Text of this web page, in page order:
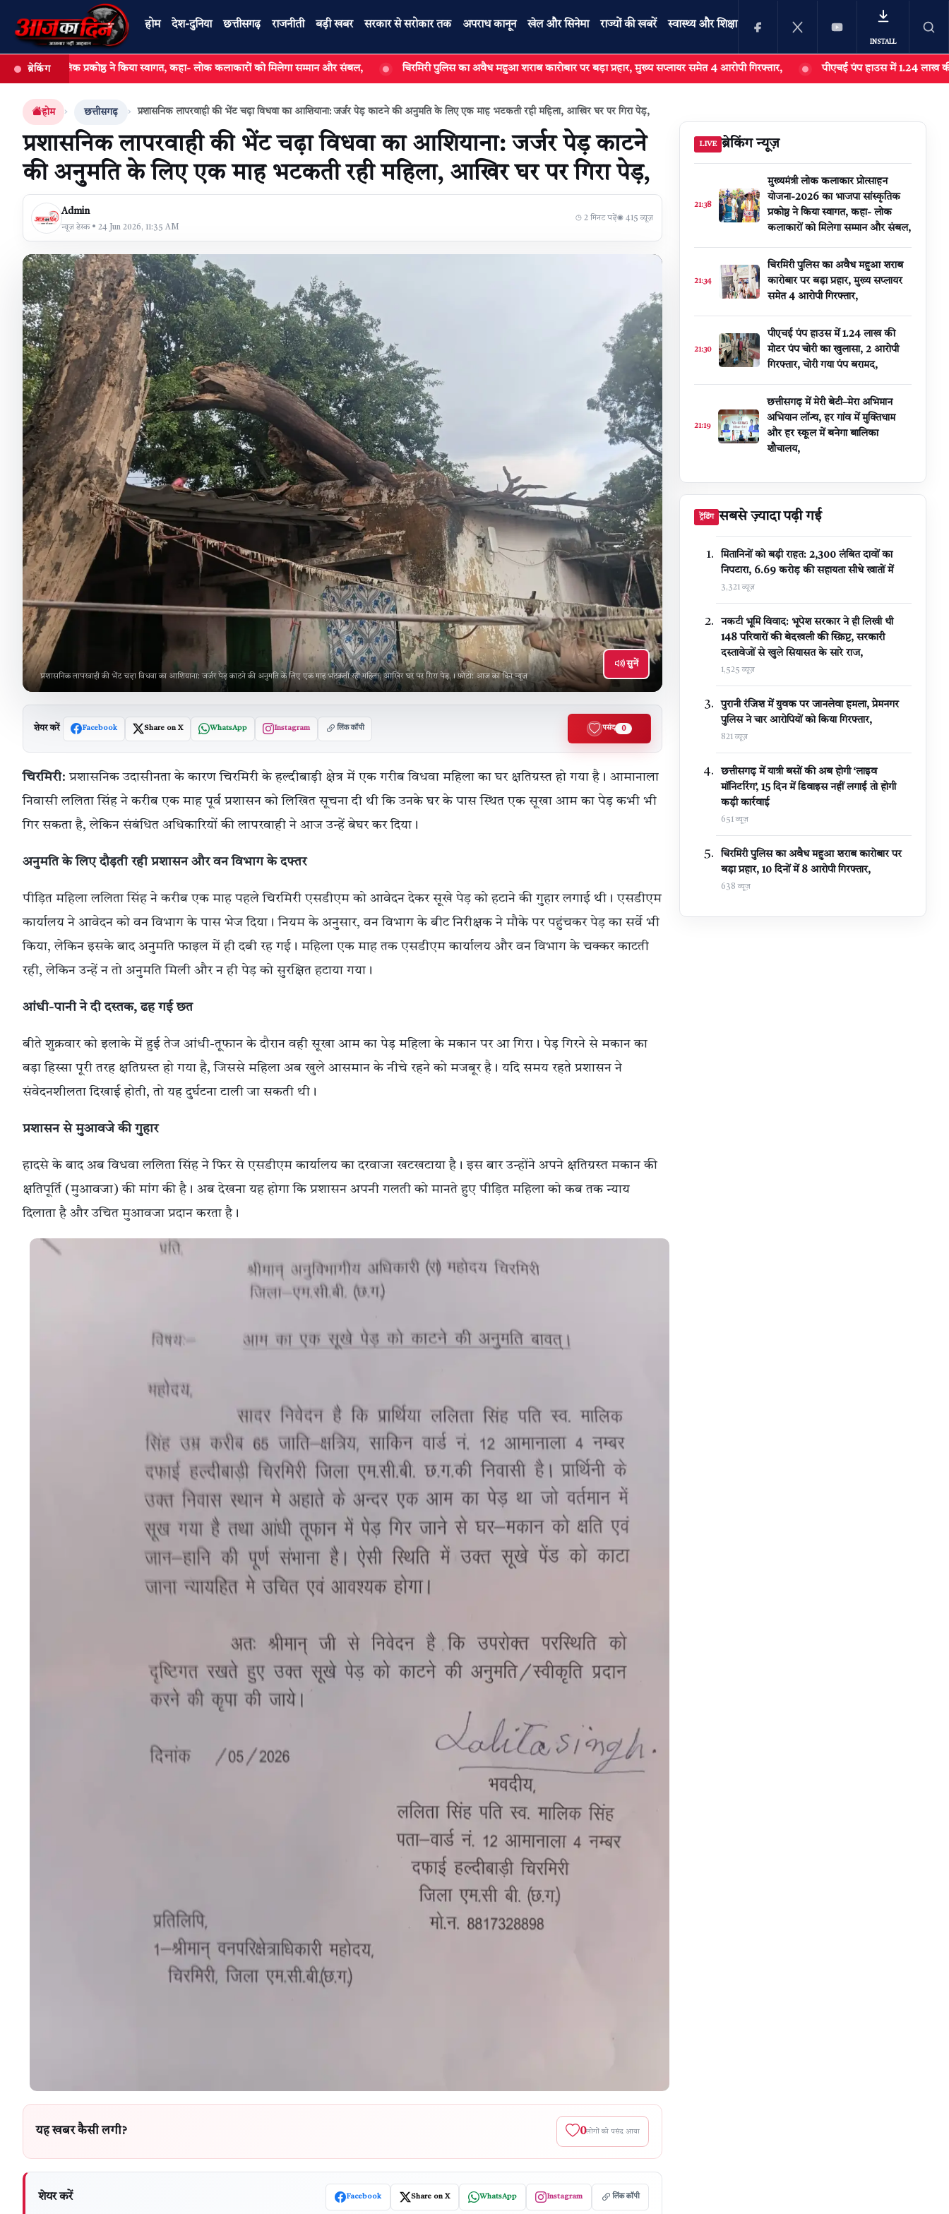
INSTALL
होम देश-दुनिया छत्तीसगढ़ राजनीती बड़ी खबर सरकार से सरोकार तक अपराध कानून खेल और सिनेमा राज्यों की खबरें स्वास्थ्य और शिक्षा
खबर खोजें
खोजें
ब्रेकिंग
प्रकोष्ठ ने किया स्वागत, कहा- लोक कलाकारों को मिलेगा सम्मान और संबल, चिरमिरी पुलिस का अवैध महुआ शराब कारोबार पर बड़ा प्रहार, मुख्य सप्लायर समेत 4 आरोपी गिरफ्तार, पीएचई पंप हाउस में 1.24 लाख की मोटर पंप चोरी का
होम छत्तीसगढ़ प्रशासनिक लापरवाही की भेंट चढ़ा विधवा का आशियाना: जर्जर पेड़ काटने की अनुमति के लिए एक माह भटकती रही महिला, आखिर घर पर गिरा पेड़,
प्रशासनिक लापरवाही की भेंट चढ़ा विधवा का आशियाना: जर्जर पेड़ काटने
की अनुमति के लिए एक माह भटकती रही महिला, आखिर घर पर गिरा पेड़,
Admin
न्यूज़ डेस्क • 24 Jun 2026, 11:35 AM
◷ 2 मिनट पढ़ें◉ 415 व्यूज़
सुनें
प्रशासनिक लापरवाही की भेंट चढ़ा विधवा का आशियाना: जर्जर पेड़ काटने की अनुमति के लिए एक माह भटकती रही महिला, आखिर घर पर गिरा पेड़,। फोटो: आज का दिन न्यूज़
शेयर करें Facebook Share on X WhatsApp Instagram लिंक कॉपी पसंद 0
चिरमिरी: प्रशासनिक उदासीनता के कारण चिरमिरी के हल्दीबाड़ी क्षेत्र में एक गरीब विधवा महिला का घर क्षतिग्रस्त हो गया है। आमानाला
निवासी ललिता सिंह ने करीब एक माह पूर्व प्रशासन को लिखित सूचना दी थी कि उनके घर के पास स्थित एक सूखा आम का पेड़ कभी भी
गिर सकता है, लेकिन संबंधित अधिकारियों की लापरवाही ने आज उन्हें बेघर कर दिया।
अनुमति के लिए दौड़ती रही प्रशासन और वन विभाग के दफ्तर
पीड़ित महिला ललिता सिंह ने करीब एक माह पहले चिरमिरी एसडीएम को आवेदन देकर सूखे पेड़ को हटाने की गुहार लगाई थी। एसडीएम
कार्यालय ने आवेदन को वन विभाग के पास भेज दिया। नियम के अनुसार, वन विभाग के बीट निरीक्षक ने मौके पर पहुंचकर पेड़ का सर्वे भी
किया, लेकिन इसके बाद अनुमति फाइल में ही दबी रह गई। महिला एक माह तक एसडीएम कार्यालय और वन विभाग के चक्कर काटती
रही, लेकिन उन्हें न तो अनुमति मिली और न ही पेड़ को सुरक्षित हटाया गया।
आंधी-पानी ने दी दस्तक, ढह गई छत
बीते शुक्रवार को इलाके में हुई तेज आंधी-तूफान के दौरान वही सूखा आम का पेड़ महिला के मकान पर आ गिरा। पेड़ गिरने से मकान का
बड़ा हिस्सा पूरी तरह क्षतिग्रस्त हो गया है, जिससे महिला अब खुले आसमान के नीचे रहने को मजबूर है। यदि समय रहते प्रशासन ने
संवेदनशीलता दिखाई होती, तो यह दुर्घटना टाली जा सकती थी।
प्रशासन से मुआवजे की गुहार
हादसे के बाद अब विधवा ललिता सिंह ने फिर से एसडीएम कार्यालय का दरवाजा खटखटाया है। इस बार उन्होंने अपने क्षतिग्रस्त मकान की
क्षतिपूर्ति (मुआवजा) की मांग की है। अब देखना यह होगा कि प्रशासन अपनी गलती को मानते हुए पीड़ित महिला को कब तक न्याय
दिलाता है और उचित मुआवजा प्रदान करता है।
यह खबर कैसी लगी? 0लोगों को पसंद आया
शेयर करें Facebook Share on X WhatsApp Instagram लिंक कॉपी
LIVE ब्रेकिंग न्यूज़
21:38
मुख्यमंत्री लोक कलाकार प्रोत्साहन
योजना-2026 का भाजपा सांस्कृतिक
प्रकोष्ठ ने किया स्वागत, कहा- लोक
कलाकारों को मिलेगा सम्मान और संबल,
21:34
चिरमिरी पुलिस का अवैध महुआ शराब
कारोबार पर बड़ा प्रहार, मुख्य सप्लायर
समेत 4 आरोपी गिरफ्तार,
21:30
पीएचई पंप हाउस में 1.24 लाख की
मोटर पंप चोरी का खुलासा, 2 आरोपी
गिरफ्तार, चोरी गया पंप बरामद,
21:19
छत्तीसगढ़ में मेरी बेटी–मेरा अभिमान
अभियान लॉन्च, हर गांव में मुक्तिधाम
और हर स्कूल में बनेगा बालिका
शौचालय,
ट्रेंडिंग सबसे ज़्यादा पढ़ी गई
मितानिनों को बड़ी राहत: 2,300 लंबित दावों का
निपटारा, ₹6.69 करोड़ की सहायता सीधे खातों में
3,321 व्यूज़
नकटी भूमि विवाद: भूपेश सरकार ने ही लिखी थी
148 परिवारों की बेदखली की स्क्रिप्ट, सरकारी
दस्तावेजों से खुले सियासत के सारे राज,
1,525 व्यूज़
पुरानी रंजिश में युवक पर जानलेवा हमला, प्रेमनगर
पुलिस ने चार आरोपियों को किया गिरफ्तार,
821 व्यूज़
छत्तीसगढ़ में यात्री बसों की अब होगी ‘लाइव
मॉनिटरिंग’, 15 दिन में डिवाइस नहीं लगाई तो होगी
कड़ी कार्रवाई
651 व्यूज़
चिरमिरी पुलिस का अवैध महुआ शराब कारोबार पर
बड़ा प्रहार, 10 दिनों में 8 आरोपी गिरफ्तार,
638 व्यूज़